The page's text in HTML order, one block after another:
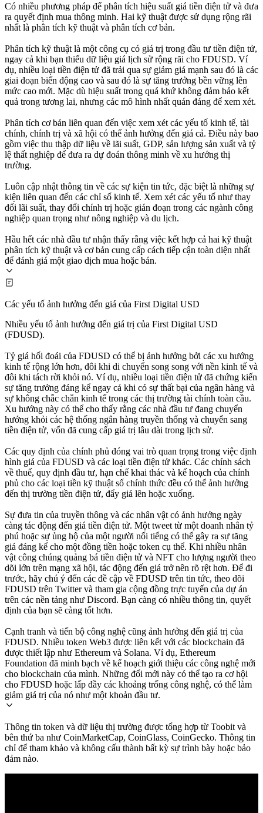
Có nhiều phương pháp để phân tích hiệu suất giá tiền điện tử và đưa
ra quyết định mua thông minh. Hai kỹ thuật được sử dụng rộng rãi
nhất là phân tích kỹ thuật và phân tích cơ bản.
Phân tích kỹ thuật là một công cụ có giá trị trong đầu tư tiền điện tử,
ngay cả khi bạn thiếu dữ liệu giá lịch sử rộng rãi cho FDUSD. Ví
dụ, nhiều loại tiền điện tử đã trải qua sự giảm giá mạnh sau đó là các
giai đoạn biến động cao và sau đó là sự tăng trưởng bền vững lên
mức cao mới. Mặc dù hiệu suất trong quá khứ không đảm bảo kết
quả trong tương lai, nhưng các mô hình nhất quán đáng để xem xét.
Phân tích cơ bản liên quan đến việc xem xét các yếu tố kinh tế, tài
chính, chính trị và xã hội có thể ảnh hưởng đến giá cả. Điều này bao
gồm việc thu thập dữ liệu về lãi suất, GDP, sản lượng sản xuất và tỷ
lệ thất nghiệp để đưa ra dự đoán thông minh về xu hướng thị
trường.
Luôn cập nhật thông tin về các sự kiện tin tức, đặc biệt là những sự
kiện liên quan đến các chỉ số kinh tế. Xem xét các yếu tố như thay
đổi lãi suất, thay đổi chính trị hoặc gián đoạn trong các ngành công
nghiệp quan trọng như nông nghiệp và du lịch.
Hầu hết các nhà đầu tư nhận thấy rằng việc kết hợp cả hai kỹ thuật
phân tích kỹ thuật và cơ bản cung cấp cách tiếp cận toàn diện nhất
để đánh giá một giao dịch mua hoặc bán.
Các yếu tố ảnh hưởng đến giá của First Digital USD
Nhiều yếu tố ảnh hưởng đến giá trị của First Digital USD
(FDUSD).
Tỷ giá hối đoái của FDUSD có thể bị ảnh hưởng bởi các xu hướng
kinh tế rộng lớn hơn, đôi khi di chuyển song song với nền kinh tế và
đôi khi tách rời khỏi nó. Ví dụ, nhiều loại tiền điện tử đã chứng kiến
sự tăng trưởng đáng kể ngay cả khi có sự thất bại của ngân hàng và
sự không chắc chắn kinh tế trong các thị trường tài chính toàn cầu.
Xu hướng này có thể cho thấy rằng các nhà đầu tư đang chuyển
hướng khỏi các hệ thống ngân hàng truyền thống và chuyển sang
tiền điện tử, vốn đã cung cấp giá trị lâu dài trong lịch sử.
Các quy định của chính phủ đóng vai trò quan trọng trong việc định
hình giá của FDUSD và các loại tiền điện tử khác. Các chính sách
về thuế, quy định đầu tư, hạn chế khai thác và kế hoạch của chính
phủ cho các loại tiền kỹ thuật số chính thức đều có thể ảnh hưởng
đến thị trường tiền điện tử, đẩy giá lên hoặc xuống.
Sự đưa tin của truyền thông và các nhân vật có ảnh hưởng ngày
càng tác động đến giá tiền điện tử. Một tweet từ một doanh nhân tỷ
phú hoặc sự ủng hộ của một người nổi tiếng có thể gây ra sự tăng
giá đáng kể cho một đồng tiền hoặc token cụ thể. Khi nhiều nhân
vật công chúng quảng bá tiền điện tử và NFT cho lượng người theo
dõi lớn trên mạng xã hội, tác động đến giá trở nên rõ rệt hơn. Để đi
trước, hãy chú ý đến các đề cập về FDUSD trên tin tức, theo dõi
FDUSD trên Twitter và tham gia cộng đồng trực tuyến của dự án
trên các nền tảng như Discord. Bạn càng có nhiều thông tin, quyết
định của bạn sẽ càng tốt hơn.
Cạnh tranh và tiến bộ công nghệ cũng ảnh hưởng đến giá trị của
FDUSD. Nhiều token Web3 được liên kết với các blockchain đã
được thiết lập như Ethereum và Solana. Ví dụ, Ethereum
Foundation đã minh bạch về kế hoạch giới thiệu các công nghệ mới
cho blockchain của mình. Những đổi mới này có thể tạo ra cơ hội
cho FDUSD hoặc lấp đầy các khoảng trống công nghệ, có thể làm
giảm giá trị của nó như một khoản đầu tư.
Thông tin token và dữ liệu thị trường được tổng hợp từ Toobit và
bên thứ ba như CoinMarketCap, CoinGlass, CoinGecko. Thông tin
chỉ để tham khảo và không cấu thành bất kỳ sự trình bày hoặc bảo
đảm nào.